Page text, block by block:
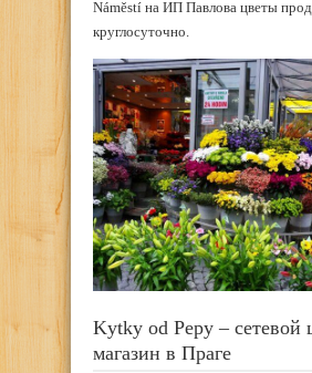
Náměstí на ИП Павлова цветы
круглосуточно.
Kytky od Pepy – сетевой
магазин в Праге